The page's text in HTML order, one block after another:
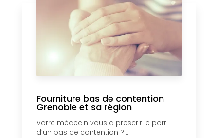
Fourniture bas de contention
Grenoble et sa région
Votre médecin vous a prescrit le port
d’un bas de contention ?...